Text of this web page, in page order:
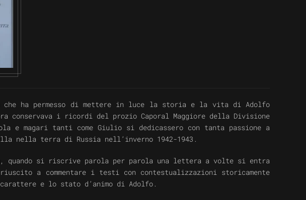
che ha permesso di mettere in luce la storia e la vita di Adolfo
i ricordi del prozio Caporal Maggiore della Divisione
e magari tanti come Giulio si dedicassero con tanta passione a
nella terra di Russia nell’inverno 1942-1943.
si riscrive parola per parola una lettera a volte si entra
a commentare i testi con contestualizzazioni storicamente
e lo stato d’animo di Adolfo.